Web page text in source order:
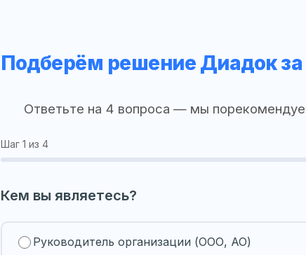
Подберём решение Диадок за
Ответьте на 4 вопроса — мы
Шаг 1 из 4
Кем вы являетесь?
Руководитель организации (ООО, АО)